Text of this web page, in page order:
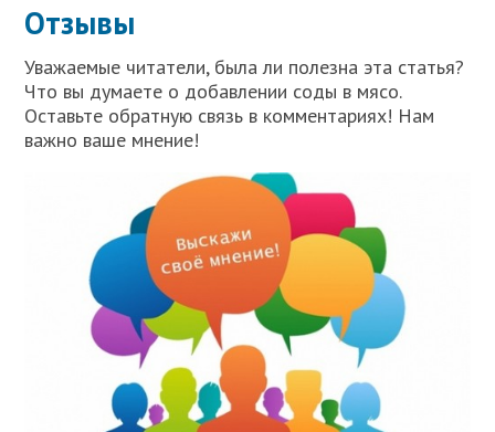
Отзывы
Уважаемые читатели, была ли полезна эта статья?
Что вы думаете о добавлении соды в мясо.
Оставьте обратную связь в комментариях! Нам
важно ваше мнение!